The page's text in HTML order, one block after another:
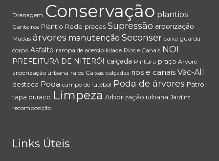
Drenagem Conservação plantios
Canteiros Plantio Rede praças Supressão arborização
Mudas árvores manutenção Seconser caixa guarda
corpo Asfalto rampa de acessibilidade Rios e Canais NOI
PREFEITURA DE NITERÓI calçada Pintura praça Árvore
arborização urbana ralos Caixas calçadas rios e canais Vac-All
destoca Poda campo de futebol Poda de árvores Patrol
tapa buraco Limpeza Arborização urbana Jardins
recomposição
Links Úteis